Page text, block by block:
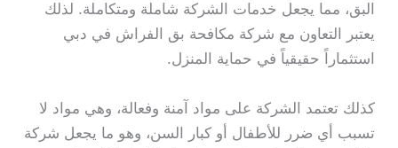
البق، مما يجعل خدمات الشركة شاملة ومتكاملة. لذلك
يعتبر التعاون مع شركة مكافحة بق الفراش في دبي
استثماراً حقيقياً في حماية المنزل.
كذلك تعتمد الشركة على مواد آمنة وفعالة، وهي مواد لا
تسبب أي ضرر للأطفال أو كبار السن، وهو ما يجعل شركة